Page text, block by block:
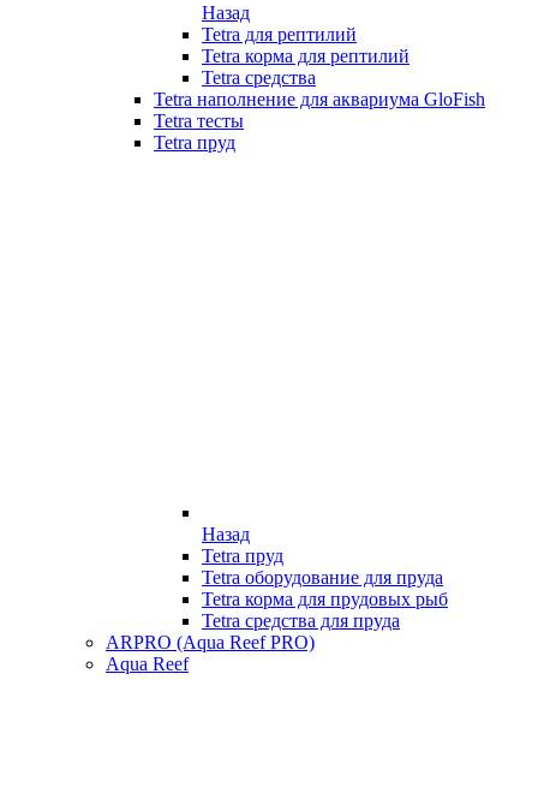
Назад
Tetra для рептилий
Tetra корма для рептилий
Tetra средства
Tetra наполнение для аквариума GloFish
Tetra тесты
Tetra пруд
Назад
Tetra пруд
Tetra оборудование для пруда
Tetra корма для прудовых рыб
Tetra средства для пруда
ARPRO (Aqua Reef PRO)
Aqua Reef